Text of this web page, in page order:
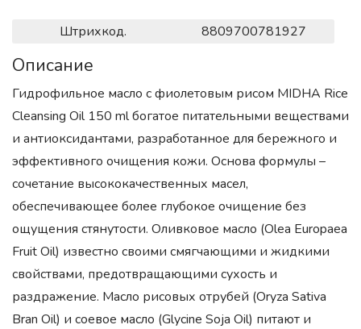
Штрихкод. 8809700781927
Описание
Гидрофильное масло с фиолетовым рисом MIDHA Rice
Cleansing Oil 150 ml богатое питательными веществами
и антиоксидантами, разработанное для бережного и
эффективного очищения кожи. Основа формулы –
сочетание высококачественных масел,
обеспечивающее более глубокое очищение без
ощущения стянутости. Оливковое масло (Olea Europaea
Fruit Oil) известно своими смягчающими и жидкими
свойствами, предотвращающими сухость и
раздражение. Масло рисовых отрубей (Oryza Sativa
Bran Oil) и соевое масло (Glycine Soja Oil) питают и